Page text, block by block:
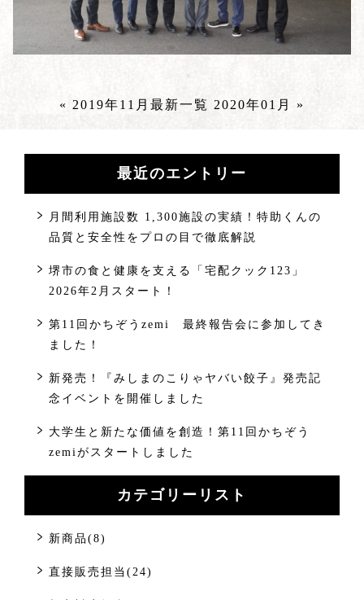
« 2019年11月 最新一覧 2020年01月 »
最近のエントリー
月間利用施設数 1,300施設の実績！特助くんの
品質と安全性をプロの目で徹底解説
堺市の食と健康を支える「宅配クック123」
2026年2月スタート！
第11回かちぞうzemi 最終報告会に参加してき
ました！
新発売！『みしまのこりゃヤバい餃子』発売記
念イベントを開催しました
大学生と新たな価値を創造！第11回かちぞう
zemiがスタートしました
カテゴリーリスト
新商品(8)
直接販売担当(24)